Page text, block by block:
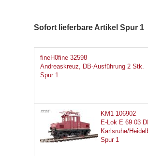
Sofort lieferbare Artikel Spur 1
fineH0fine 32598
Andreaskreuz, DB-Ausführung 2 Stk.
Spur 1
KM1 106902
E-Lok E 69 03
Karlsruhe/
Spur 1